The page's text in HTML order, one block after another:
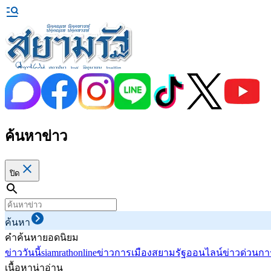
ค้นหาข่าว
ปิด
ค้นหา
คำค้นหายอดนิยม
ข่าววันนี้siamrathonlineข่าวการเมืองสยามรัฐออนไลน์ข่าวด่วนก
เนื้อหาน่าอ่าน